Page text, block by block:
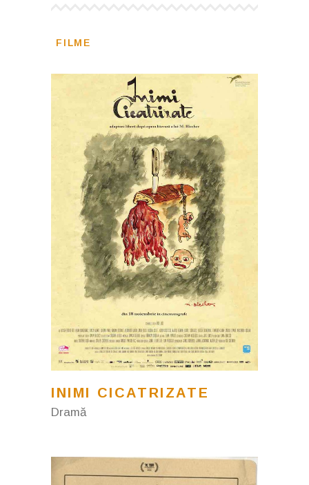
FILME
INIMI CICATRIZATE
Dramă